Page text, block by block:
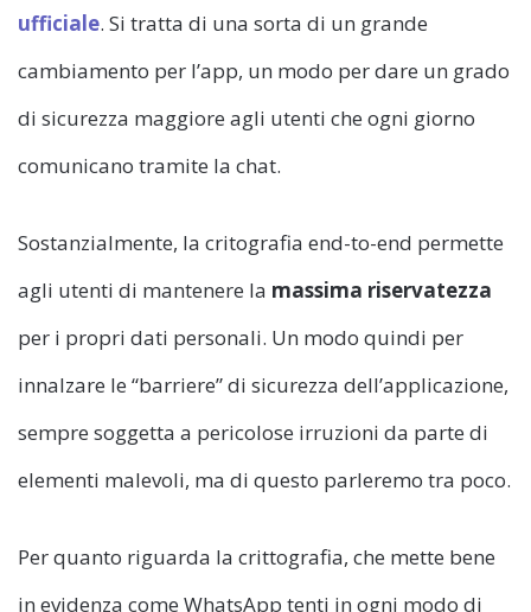
ufficiale. Si tratta di una sorta di un grande
cambiamento per l’app, un modo per dare un grado
di sicurezza maggiore agli utenti che ogni giorno
comunicano tramite la chat.
Sostanzialmente, la critografia end-to-end permette
agli utenti di mantenere la massima riservatezza
per i propri dati personali. Un modo quindi per
innalzare le “barriere” di sicurezza dell’applicazione,
sempre soggetta a pericolose irruzioni da parte di
elementi malevoli, ma di questo parleremo tra poco.
Per quanto riguarda la crittografia, che mette bene
in evidenza come WhatsApp tenti in ogni modo di